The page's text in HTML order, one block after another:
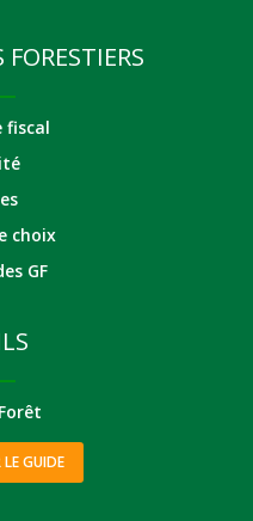
fiscal
choix
GF
LE GUIDE